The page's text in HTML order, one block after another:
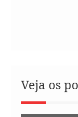
Veja os